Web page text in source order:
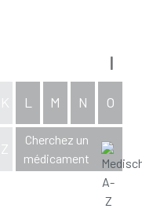
I
K L M N O
Z
Cherchez un
médicament